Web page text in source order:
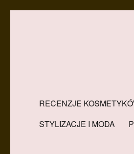
RECENZJE
STYLIZACJE I MODA